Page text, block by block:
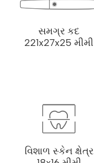
સમગ્ર કદ
221x27x25 મીમી
વિશાળ સ્કેન ક્ષેત્ર